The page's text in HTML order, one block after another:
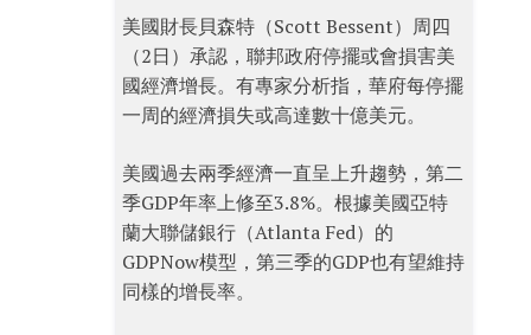
美國財長貝森特（Scott Bessent）周四
（2日）承認，聯邦政府停擺或會損害美
國經濟增長。有專家分析指，華府每停擺
一周的經濟損失或高達數十億美元。
美國過去兩季經濟一直呈上升趨勢，第二
季GDP年率上修至3.8%。根據美國亞特
蘭大聯儲銀行（Atlanta Fed）的
GDPNow模型，第三季的GDP也有望維持
同樣的增長率。